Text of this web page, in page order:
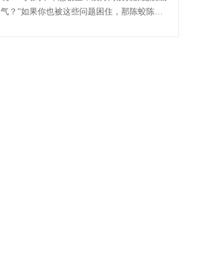
气？”如果你也被这些问题困住，那陈蛟陈